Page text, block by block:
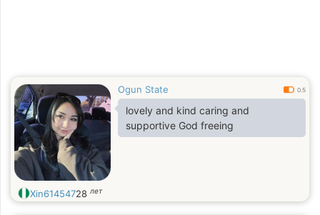
Ogun State 0.5
lovely and kind caring and
supportive God freeing
Xin61454728 лет